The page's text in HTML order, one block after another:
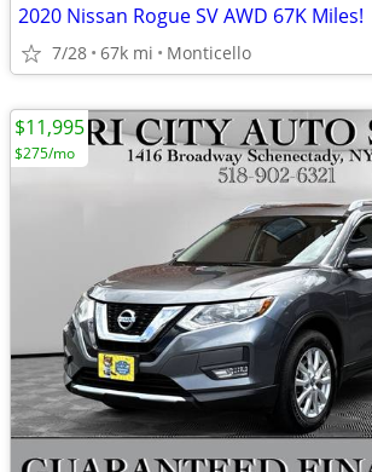
2020 Nissan Rogue SV AWD 67K Miles!
7/28 67k mi Monticello
$11,995
$275/mo